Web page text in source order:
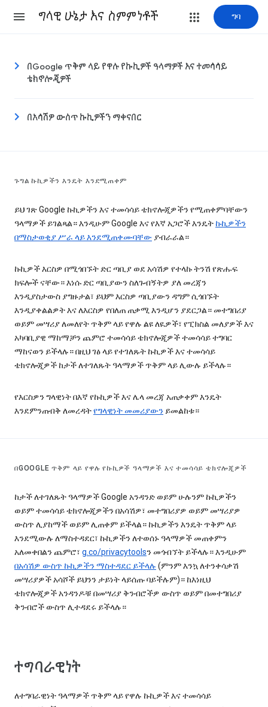
ግላዊ ሁኔታ እና ስምምነቶች ግባ
በGoogle ጥቅም ላይ የዋሉ የኩኪዎች ዓላማዎች እና ተመሳሳይ
ቴክኖሎጂዎች
በአሳሽዎ ውስጥ ኩኪዎችን ማቀናበር
ጉግል ኩኪዎችን እንዴት እንደሚጠቀም
ይህ ገጽ Google ኩኪዎችን እና ተመሳሳይ ቴክኖሎጂዎችን የሚጠቀምባቸውን
ዓላማዎች ይገልጻል። እንዲሁም Google እና የእኛ አጋሮች እንዴት ኩኪዎችን
በማስታወቂያ ሥራ ላይ እንደሚጠቀሙባቸው ያብራራል።
ኩኪዎች እርስዎ በሚጎበኙት ድር ጣቢያ ወደ አሳሽዎ የተላኩ ትንሽ የጽሑፍ
ክፍሎች ናቸው። እነሱ ድር ጣቢያውን ስለጉብኝትዎ ያለ መረጃን
እንዲያስታውስ ያግዙታል፣ ይህም እርስዎ ጣቢያውን ዳግም ሲጎበኙት
እንዲያቀልልዎት እና ለእርስዎ የበለጠ ጠቃሚ እንዲሆን ያደርጋል። መተግበሪያ
ወይም መሣሪያ ለመለየት ጥቅም ላይ የዋሉ ልዩ ለዪዎች፣ የፒክስል መለያዎች እና
አካባቢያዊ ማከማቻን ጨምሮ ተመሳሳይ ቴክኖሎጂዎች ተመሳሳይ ተግባር
ማከናወን ይችላሉ። በዚህ ገፅ ላይ የተገለጹት ኩኪዎች እና ተመሳሳይ
ቴክኖሎጂዎች ከታች ለተገለጹት ዓላማዎች ጥቅም ላይ ሊውሉ ይችላሉ።
የእርስዎን ግላዊነት በእኛ የኩኪዎች እና ሌላ መረጃ አጠቃቀም እንዴት
እንደምንጠብቅ ለመረዳትየግላዊነት መመሪያውንይመልከቱ።
በGOOGLE ጥቅም ላይ የዋሉ የኩኪዎች ዓላማዎች እና ተመሳሳይ ቴክኖሎጂዎች
ከታች ለተገለጹት ዓላማዎች Google አንዳንድ ወይም ሁሉንም ኩኪዎችን
ወይም ተመሳሳይ ቴክኖሎጂዎችን በአሳሽዎ፣ መተግበሪያዎ ወይም መሣሪያዎ
ውስጥ ሊያከማች ወይም ሊጠቀም ይችላል። ኩኪዎችን እንዴት ጥቅም ላይ
እንደሚውሉ ለማስተዳደር፣ ኩኪዎችን ለተወሰኑ ዓላማዎች መጠቀምን
አለመቀበልን ጨምሮ፣ g.co/privacytoolsን መጎብኘት ይችላሉ። እንዲሁም
በአሳሽዎ ውስጥ ኩኪዎችን ማስተዳደር ይችላሉ (ምንም እንኳ ለተንቀሳቃሽ
መሣሪያዎች አሳሾች ይህንን ታይነት ላይሰጡ ባይችሉም)። ከእነዚህ
ቴክኖሎጂዎች አንዳንዶቹ በመሣሪያ ቅንብሮችዎ ውስጥ ወይም በመተግበሪያ
ቅንብሮች ውስጥ ሊተዳደሩ ይችላሉ።
ተግባራዊነት
ለተግባራዊነት ዓላማዎች ጥቅም ላይ የዋሉ ኩኪዎች እና ተመሳሳይ